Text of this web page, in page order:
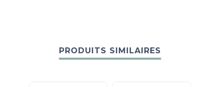
PRODUITS SIMILAIRES